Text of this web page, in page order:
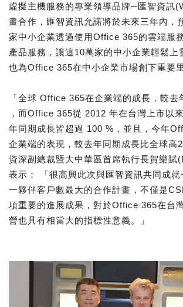
虛擬主機服務的專業領導品牌─匯智資訊
畫合作，匯智資訊允諾將於未來三年內，
家中小企業透過使用Office 365的雲端服
產品服務，讓這10萬家的中小企業輕鬆上
也為Office 365在中小企業市場創下重要里
「全球 Office 365在企業端的成長，較去
，而Office 365從 2012 年在台灣上市以
年同期成長皆超過 100 %，並且，今年
企業端的表現，較去年同期成長比全球高
資深副總裁暨大中華區首席執行長賀樂賦
表示： 「很高興此次與匯智資訊共同成
一夥伴客戶數最大的合作計畫，不僅是
項重要的進展成果，對於Office 365在台
營也具有相當大的指標性意義。」